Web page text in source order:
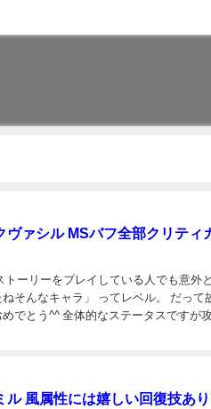
ヴァシル MSバフ全部クリテ
ーリーをプレイしている人でも意外
そんなキャラ」 ってレベル。 だっ
でとう^^ 全体的なステータスですが
も、なんとなく想像できる通...
ル 風属性には嬉しい回復技あ